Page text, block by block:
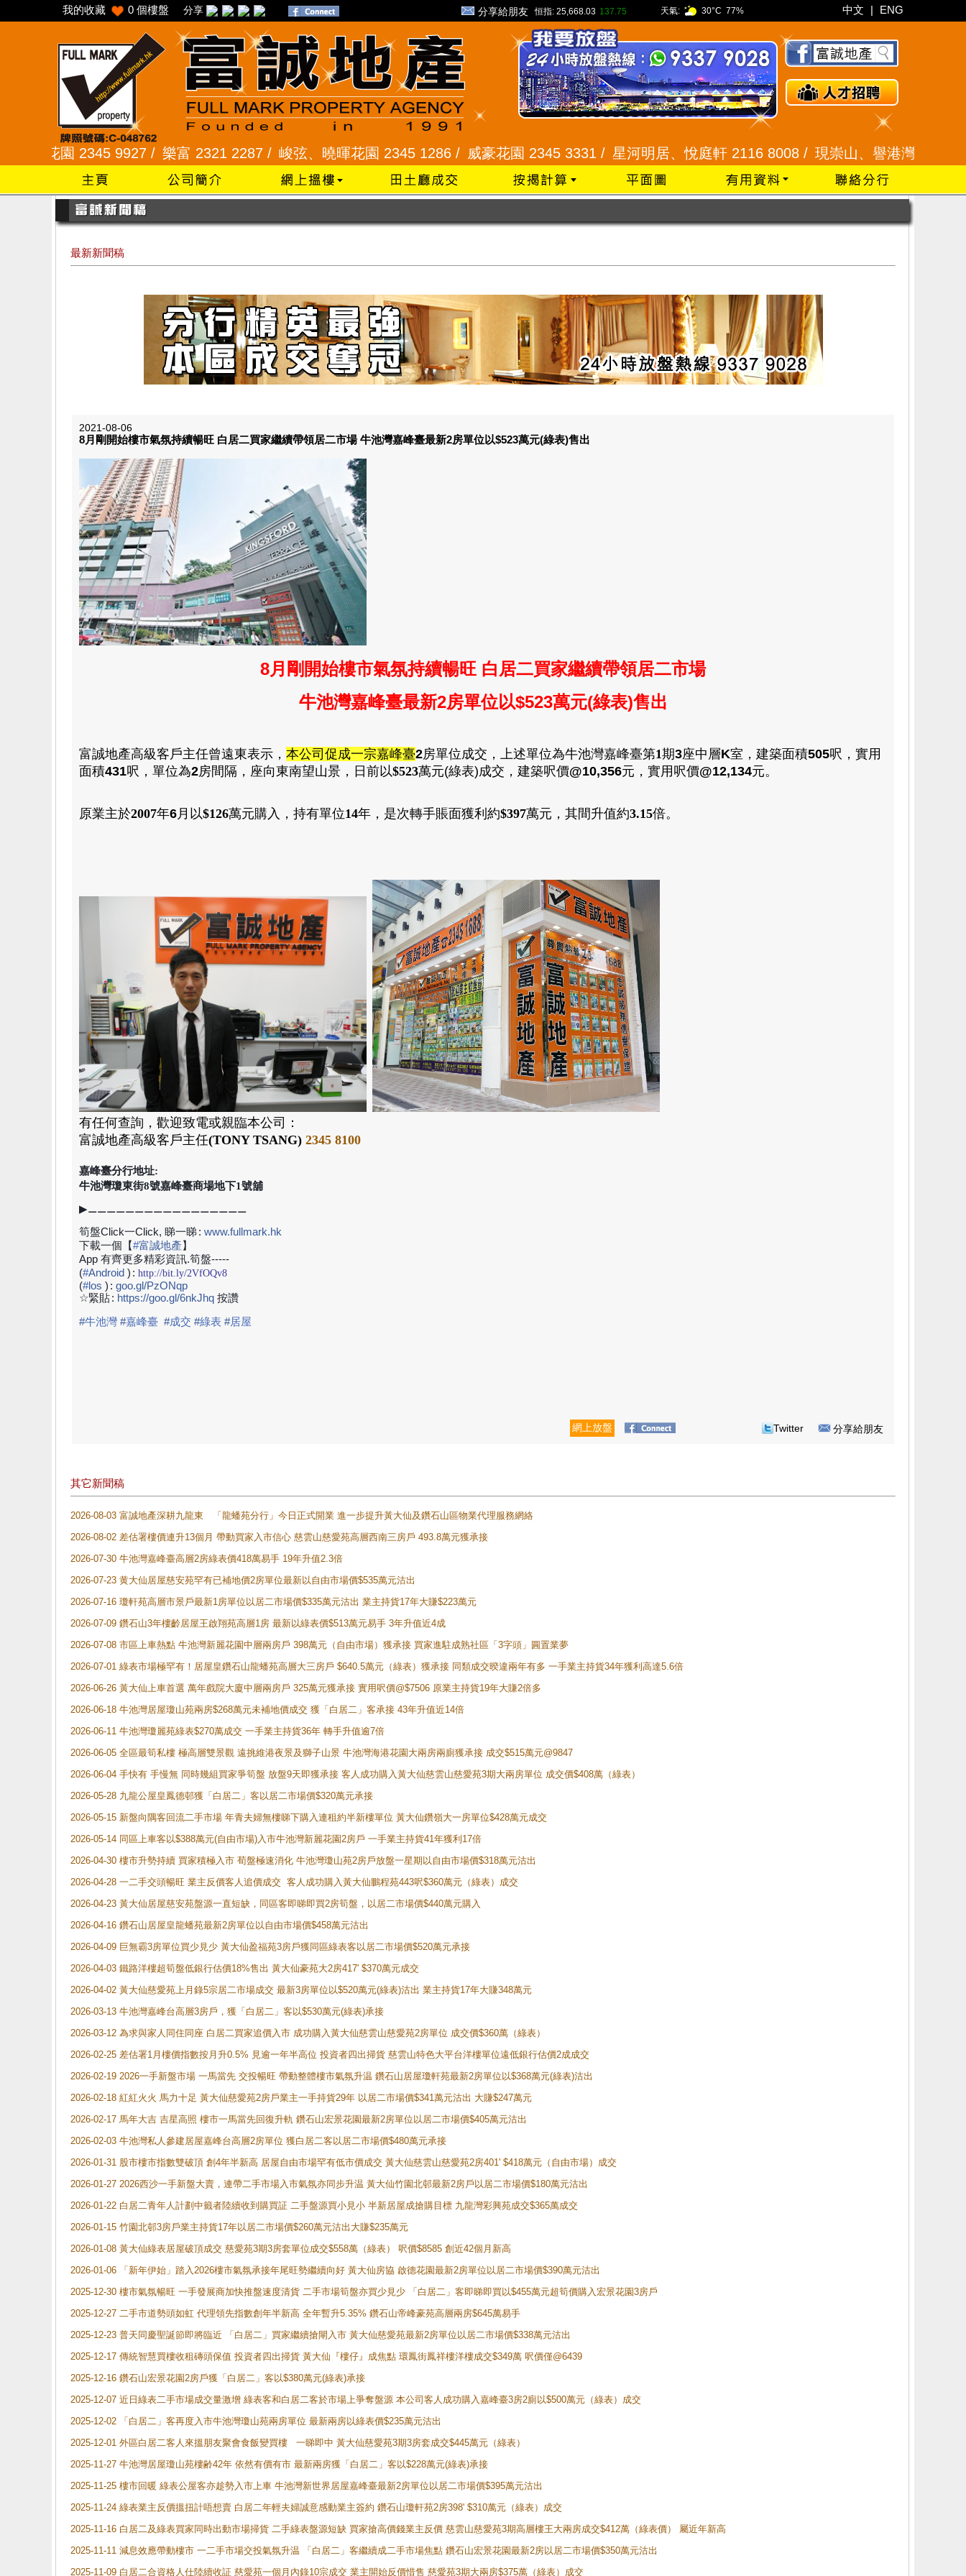
我的收藏 0 個樓盤 分享 分享給朋友 恒指: 25,668.03 137.75 天氣: 30°C 77% 中文 | ENG
2345 9927 / 樂富 2321 2287 / 峻弦、曉暉花園 2345 1286 / 威豪花園 2345 3331 / 星河明居、悅庭軒 2116 8008 / 現崇山、譽港灣 2345 9926 /
最新新聞稿
2021-08-06
8月剛開始樓市氣氛持續暢旺 白居二買家繼續帶領居二市場 牛池灣嘉峰臺最新2房單位以$523萬元(綠表)售出
8月剛開始樓市氣氛持續暢旺 白居二買家繼續帶領居二市場
牛池灣嘉峰臺最新2房單位以$523萬元(綠表)售出
富誠地產高級客戶主任曾遠東表示 ， 本公司促成一宗嘉峰臺2房單位成交 ， 上述單位為牛池灣嘉峰臺第1期3座中層K室 ， 建築面積505呎 ， 實用
面積431呎 ， 單位為2房間隔 ， 座向東南望山景 ，日前以$523萬元(綠表)成交 ， 建築呎價@10,356元 ， 實用呎價@12,134元。
原業主於2007年6 月 以$126萬元購入 ， 持有單位14年 ， 是次轉手賬面獲利約$397萬元 ， 其間升值約3.15倍。
有任何查詢，歡迎致電或親臨本公司：
富誠地產高級客戶主任(TONY TSANG) 2345 8100
嘉峰臺分行地址:
牛池灣瓊東街8號嘉峰臺商場地下1號舖
▶⚊⚊⚊⚊⚊⚊⚊⚊⚊⚊⚊⚊⚊⚊⚊⚊⚊
筍盤Click一Click, 睇一睇: www.fullmark.hk
下載一個【#富誠地產】
App 有齊更多精彩資訊.筍盤-----
(#Android ) : http://bit.ly/2VfOQv8
(#los ) : goo.gl/PzONqp
☆緊貼: https://goo.gl/6nkJhq 按讚
#牛池灣 #嘉峰臺 #成交 #綠表 #居屋
網上放盤 Twitter 分享給朋友
其它新聞稿
2026-08-03 富誠地產深耕九龍東 「龍蟠苑分行」今日正式開業 進一步提升黃大仙及鑽石山區物業代理服務網絡
2026-08-02 差估署樓價連升13個月 帶動買家入市信心 慈雲山慈愛苑高層西南三房戶 493.8萬元獲承接
2026-07-30 牛池灣嘉峰臺高層2房綠表價418萬易手 19年升值2.3倍
2026-07-23 黄大仙居屋慈安苑罕有已補地價2房單位最新以自由市場價$535萬元沽出
2026-07-16 瓊軒苑高層市景戶最新1房單位以居二市場價$335萬元沽出 業主持貨17年大賺$223萬元
2026-07-09 鑽石山3年樓齡居屋王啟翔苑高層1房 最新以綠表價$513萬元易手 3年升值近4成
2026-07-08 市區上車熱點 牛池灣新麗花園中層兩房戶 398萬元（自由市場）獲承接 買家進駐成熟社區「3字頭」圓置業夢
2026-07-01 綠表市場極罕有！居屋皇鑽石山龍蟠苑高層大三房戶 $640.5萬元（綠表）獲承接 同類成交暌違兩年有多 一手業主持貨34年獲利高達5.6倍
2026-06-26 黃大仙上車首選 萬年戲院大廈中層兩房戶 325萬元獲承接 實用呎價@$7506 原業主持貨19年大賺2倍多
2026-06-18 牛池灣居屋瓊山苑兩房$268萬元未補地價成交 獲「白居二」客承接 43年升值近14倍
2026-06-11 牛池灣瓊麗苑綠表$270萬成交 一手業主持貨36年 轉手升值逾7倍
2026-06-05 全區最筍私樓 極高層雙景觀 遠挑維港夜景及獅子山景 牛池灣海港花園大兩房兩廁獲承接 成交$515萬元@9847
2026-06-04 手快有 手慢無 同時幾組買家爭筍盤 放盤9天即獲承接 客人成功購入黃大仙慈雲山慈愛苑3期大兩房單位 成交價$408萬（綠表）
2026-05-28 九龍公屋皇鳳德邨獲「白居二」客以居二市場價$320萬元承接
2026-05-15 新盤向隅客回流二手市場 年青夫婦無樓睇下購入連租約半新樓單位 黃大仙鑽嶺大一房單位$428萬元成交
2026-05-14 同區上車客以$388萬元(自由市場)入市牛池灣新麗花園2房戶 一手業主持貨41年獲利17倍
2026-04-30 樓市升勢持續 買家積極入市 荀盤極速消化 牛池灣瓊山苑2房戶放盤一星期以自由市場價$318萬元沽出
2026-04-28 一二手交頭暢旺 業主反價客人追價成交 客人成功購入黃大仙鵬程苑443呎$360萬元（綠表）成交
2026-04-23 黃大仙居屋慈安苑盤源一直短缺，同區客即睇即買2房筍盤，以居二市場價$440萬元購入
2026-04-16 鑽石山居屋皇龍蟠苑最新2房單位以自由市場價$458萬元沽出
2026-04-09 巨無霸3房單位買少見少 黃大仙盈福苑3房戶獲同區綠表客以居二市場價$520萬元承接
2026-04-03 鐵路洋樓超筍盤低銀行估價18%售出 黃大仙豪苑大2房417' $370萬元成交
2026-04-02 黃大仙慈愛苑上月錄5宗居二市場成交 最新3房單位以$520萬元(綠表)沽出 業主持貨17年大賺348萬元
2026-03-13 牛池灣嘉峰台高層3房戶，獲「白居二」客以$530萬元(綠表)承接
2026-03-12 為求與家人同住同座 白居二買家追價入市 成功購入黃大仙慈雲山慈愛苑2房單位 成交價$360萬（綠表）
2026-02-25 差估署1月樓價指數按月升0.5% 見逾一年半高位 投資者四出掃貨 慈雲山特色大平台洋樓單位遠低銀行估價2成成交
2026-02-19 2026一手新盤市場 一馬當先 交投暢旺 帶動整體樓市氣氛升温 鑽石山居屋瓊軒苑最新2房單位以$368萬元(綠表)沽出
2026-02-18 紅紅火火 馬力十足 黃大仙慈愛苑2房戶業主一手持貨29年 以居二市場價$341萬元沽出 大賺$247萬元
2026-02-17 馬年大吉 吉星高照 樓市一馬當先回復升軌 鑽石山宏景花園最新2房單位以居二市場價$405萬元沽出
2026-02-03 牛池灣私人參建居屋嘉峰台高層2房單位 獲白居二客以居二市場價$480萬元承接
2026-01-31 股市樓市指數雙破頂 創4年半新高 居屋自由市場罕有低市價成交 黃大仙慈雲山慈愛苑2房401' $418萬元（自由市場）成交
2026-01-27 2026西沙一手新盤大賣，連帶二手市場入市氣氛亦同步升温 黃大仙竹園北邨最新2房戶以居二市場價$180萬元沽出
2026-01-22 白居二青年人計劃中籤者陸續收到購買証 二手盤源買小見小 半新居屋成搶購目標 九龍灣彩興苑成交$365萬成交
2026-01-15 竹園北邨3房戶業主持貨17年以居二市場價$260萬元沽出大賺$235萬元
2026-01-08 黃大仙綠表居屋破頂成交 慈愛苑3期3房套單位成交$558萬（綠表） 呎價$8585 創近42個月新高
2026-01-06 「新年伊始」踏入2026樓市氣氛承接年尾旺勢繼續向好 黃大仙房協 啟德花園最新2房單位以居二市場價$390萬元沽出
2025-12-30 樓市氣氛暢旺 一手發展商加快推盤速度清貨 二手市場筍盤亦買少見少 「白居二」客即睇即買以$455萬元超筍價購入宏景花園3房戶
2025-12-27 二手市道勢頭如虹 代理領先指數創年半新高 全年暫升5.35% 鑽石山帝峰豪苑高層兩房$645萬易手
2025-12-23 普天同慶聖誕節即將臨近 「白居二」買家繼續搶閘入市 黃大仙慈愛苑最新2房單位以居二市場價$338萬元沽出
2025-12-17 傳統智慧買樓收租磚頭保值 投資者四出掃貨 黃大仙『樓仔』成焦點 環鳳街鳳祥樓洋樓成交$349萬 呎價僅@6439
2025-12-16 鑽石山宏景花園2房戶獲「白居二」客以$380萬元(綠表)承接
2025-12-07 近日綠表二手市場成交量激增 綠表客和白居二客於市場上爭奪盤源 本公司客人成功購入嘉峰臺3房2廁以$500萬元（綠表）成交
2025-12-02 「白居二」客再度入市牛池灣瓊山苑兩房單位 最新兩房以綠表價$235萬元沽出
2025-12-01 外區白居二客人來搵朋友聚會食飯變買樓 一睇即中 黃大仙慈愛苑3期3房套成交$445萬元（綠表）
2025-11-27 牛池灣居屋瓊山苑樓齢42年 依然有價有市 最新兩房獲「白居二」客以$228萬元(綠表)承接
2025-11-25 樓市回暖 綠表公屋客亦趁勢入市上車 牛池灣新世界居屋嘉峰臺最新2房單位以居二市場價$395萬元沽出
2025-11-24 綠表業主反價搵扭計唔想賣 白居二年輕夫婦誠意感動業主簽約 鑽石山瓊軒苑2房398' $310萬元（綠表）成交
2025-11-16 白居二及綠表買家同時出動市場掃貨 二手綠表盤源短缺 買家搶高價錢業主反價 慈雲山慈愛苑3期高層樓王大兩房成交$412萬（綠表價） 屬近年新高
2025-11-11 減息效應帶動樓市 一二手市場交投氣氛升温 「白居二」客繼續成二手市場焦點 鑽石山宏景花園最新2房以居二市場價$350萬元沽出
2025-11-09 白居二合資格人仕陸續收証 慈愛苑一個月內錄10宗成交 業主開始反價惜售 慈愛苑3期大兩房$375萬（綠表）成交